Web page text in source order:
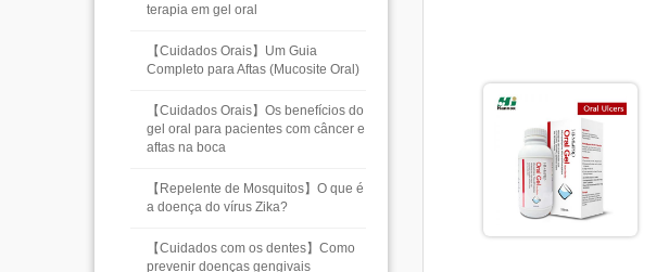
terapia em gel oral
【Cuidados Orais】Um Guia
Completo para Aftas (Mucosite Oral)
【Cuidados Orais】Os benefícios do
gel oral para pacientes com câncer e
aftas na boca
【Repelente de Mosquitos】O que é
a doença do vírus Zika?
【Cuidados com os dentes】Como
prevenir doenças gengivais